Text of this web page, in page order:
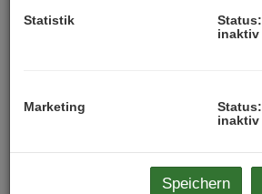
212 Wohneinheiten, die sich auf 4
eine breite Palette an
Bauteil B: 45 Wohnungen
Bauteil C: 45 Wohnungen
Bauteil D: 64 Wohnungen
Statistik
Status:
inaktiv
Marketing
Status:
inaktiv
Speichern